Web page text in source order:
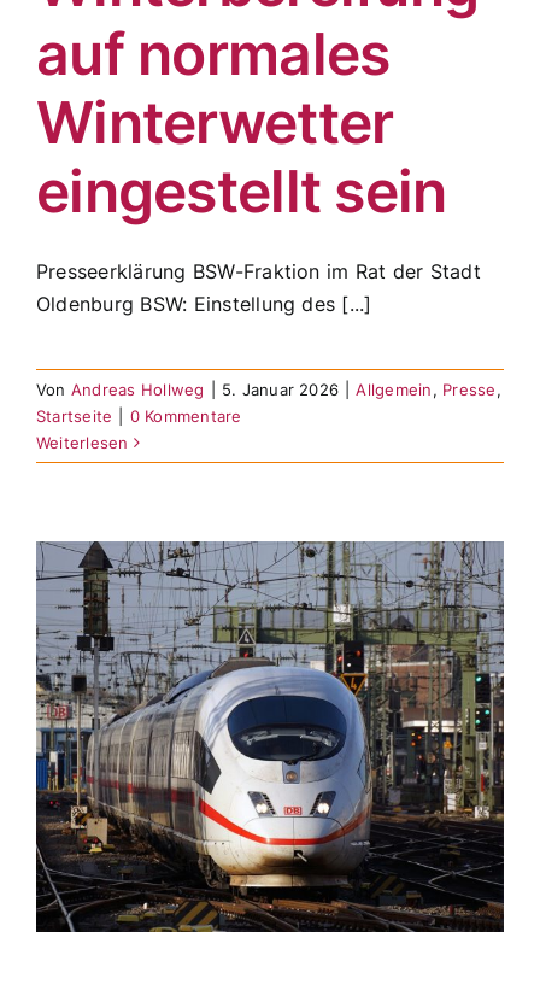
auf normales
Winterwetter
eingestellt sein
Presseerklärung BSW-Fraktion im Rat der Stadt
Oldenburg BSW: Einstellung des [...]
Von Andreas Hollweg 5. Januar 2026 Allgemein, Presse,
Startseite
0 Kommentare
Weiterlesen